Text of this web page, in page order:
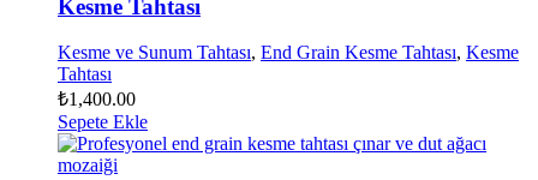
Kesme Tahtası
Kesme ve Sunum Tahtası, End Grain Kesme Tahtası, Kesme
Tahtası
₺1,400.00
Sepete Ekle